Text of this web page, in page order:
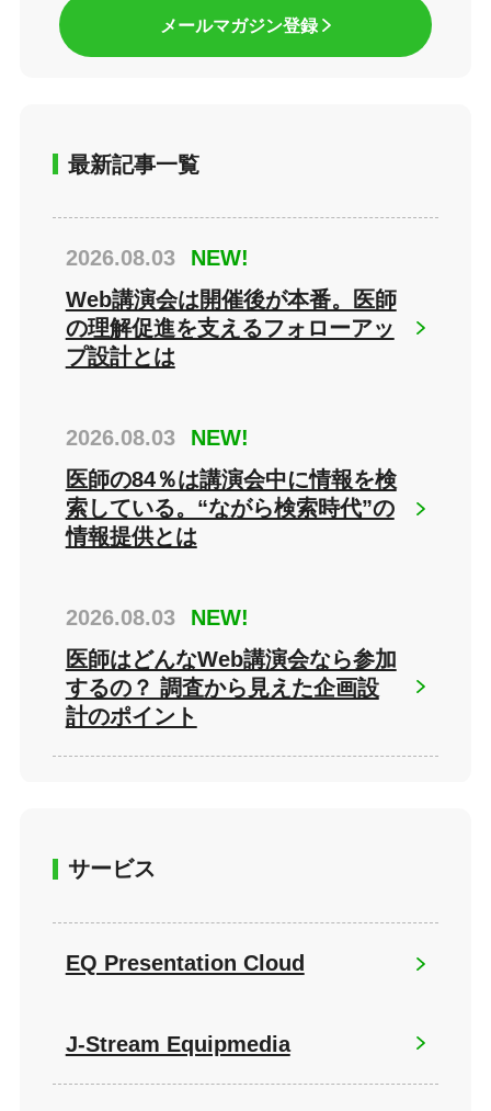
メールマガジン登録
最新記事一覧
2026.08.03
NEW!
Web講演会は開催後が本番。医師
の理解促進を支えるフォローアッ
プ設計とは
2026.08.03
NEW!
医師の84％は講演会中に情報を検
索している。“ながら検索時代”の
情報提供とは
2026.08.03
NEW!
医師はどんなWeb講演会なら参加
するの？ 調査から見えた企画設
計のポイント
サービス
EQ Presentation Cloud
J-Stream Equipmedia